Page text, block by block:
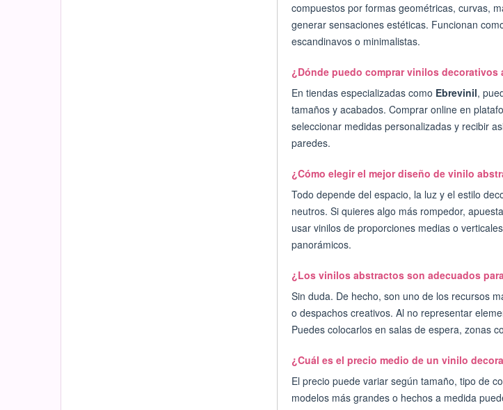
compuestos por formas geométricas, curvas,
generar sensaciones estéticas. Funcionan
escandinavos o minimalistas.
¿Dónde puedo comprar vinilos decorativos
En tiendas especializadas como Ebrevinil,
tamaños y acabados. Comprar online en
seleccionar medidas personalizadas y recibir
paredes.
¿Cómo elegir el mejor diseño de vinilo
Todo depende del espacio, la luz y el estilo
neutros. Si quieres algo más rompedor,
usar vinilos de proporciones medias o
panorámicos.
¿Los vinilos abstractos son adecuados
Sin duda. De hecho, son uno de los recursos
o despachos creativos. Al no representar
Puedes colocarlos en salas de espera, zonas
¿Cuál es el precio medio de un vinilo
El precio puede variar según tamaño, tipo de
modelos más grandes o hechos a medida